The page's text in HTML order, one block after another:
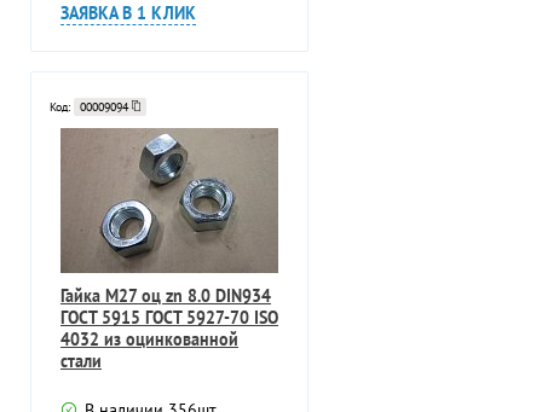
ЗАЯВКА В 1 КЛИК
Код: 00009094
Гайка M27 оц zn 8.0 DIN934
ГОСТ 5915 ГОСТ 5927-70 ISO
4032 из оцинкованной
стали